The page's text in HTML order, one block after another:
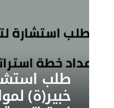
طلب
خبير(ة)